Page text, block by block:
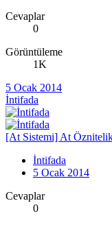
Cevaplar
0
Görüntüleme
1K
5 Ocak 2014
İntifada
[At Sistemi] At
İntifada
5 Ocak 2014
Cevaplar
0